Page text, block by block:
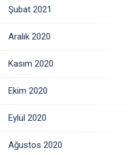
Şubat 2021
Aralık 2020
Kasım 2020
Ekim 2020
Eylül 2020
Ağustos 2020